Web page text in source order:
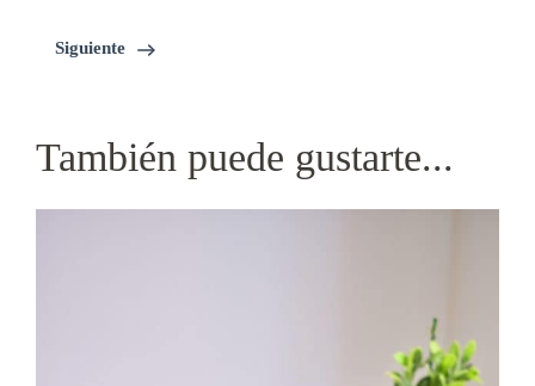
Siguiente
También puede gustarte...